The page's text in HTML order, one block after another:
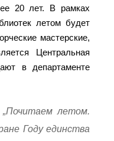
20 лет. В рамках
летом будет
мастерские,
Центральная
в департаменте
летом.
Году единства